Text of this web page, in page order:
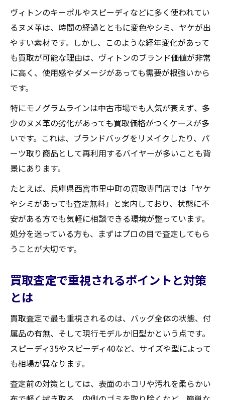
ヴィトンのキーポルやスピーディなどに多く使われてい
るヌメ革は、時間の経過とともに変色やシミ、ヤケが出
やすい素材です。しかし、このような経年変化があって
も買取が可能な理由は、ヴィトンのブランド価値が非常
に高く、使用感やダメージがあっても需要が根強いから
です。
特にモノグラムラインは中古市場でも人気が衰えず、多
少のヌメ革の劣化があっても買取価格がつくケースが多
いです。これは、ブランドバッグをリメイクしたり、パ
ーツ取り商品として再利用するバイヤーが多いことも背
景にあります。
たとえば、兵庫県西宮市里中町の買取専門店では「ヤケ
やシミがあっても査定無料」と案内しており、状態に不
安がある方でも気軽に相談できる環境が整っています。
処分を迷っている方も、まずはプロの目で査定してもら
うことが大切です。
買取査定で重視されるポイントと対策
とは
買取査定で最も重視されるのは、バッグ全体の状態、付
属品の有無、そして現行モデルか旧型かという点です。
スピーディ35やスピーディ40など、サイズや型によって
も相場が異なります。
査定前の対策としては、表面のホコリや汚れを柔らかい